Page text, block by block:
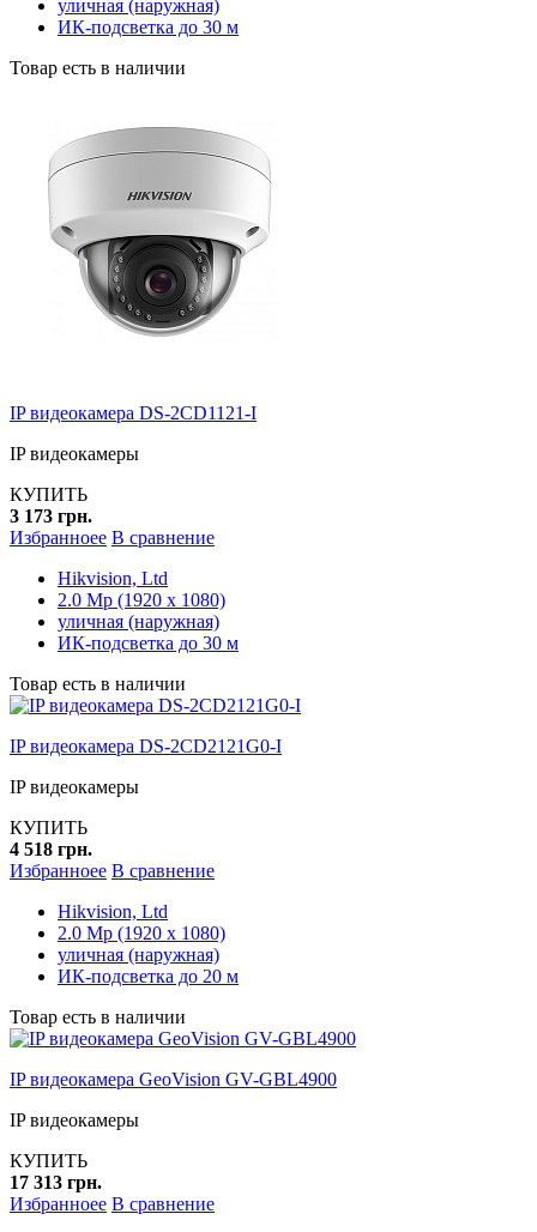
уличная (наружная)
ИК-подсветка до 30 м
Товар есть в наличии
IP видеокамера DS-2CD1121-I
IP видеокамеры
КУПИТЬ
3 173 грн.
Избранноее В сравнение
Hikvision, Ltd
2.0 Mp (1920 x 1080)
уличная (наружная)
ИК-подсветка до 30 м
Товар есть в наличии
IP видеокамера DS-2CD2121G0-I
IP видеокамеры
КУПИТЬ
4 518 грн.
Избранноее В сравнение
Hikvision, Ltd
2.0 Mp (1920 x 1080)
уличная (наружная)
ИК-подсветка до 20 м
Товар есть в наличии
IP видеокамера GeoVision GV-GBL4900
IP видеокамеры
КУПИТЬ
17 313 грн.
Избранноее В сравнение